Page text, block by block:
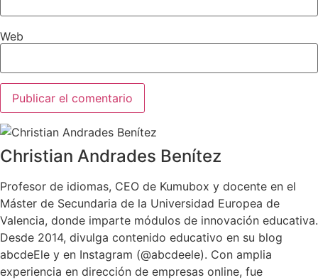
Web
Christian Andrades Benítez
Profesor de idiomas, CEO de Kumubox y docente en el
Máster de Secundaria de la Universidad Europea de
Valencia, donde imparte módulos de innovación educativa.
Desde 2014, divulga contenido educativo en su blog
abcdeEle y en Instagram (@abcdeele). Con amplia
experiencia en dirección de empresas online, fue